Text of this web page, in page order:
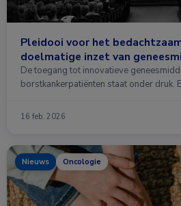
Pleidooi voor het
doelmatige inzet van
De toegang tot innovatieve
borstkankerpatiënten staat onder druk.
16 feb. 2026
Nieuws Oncologie